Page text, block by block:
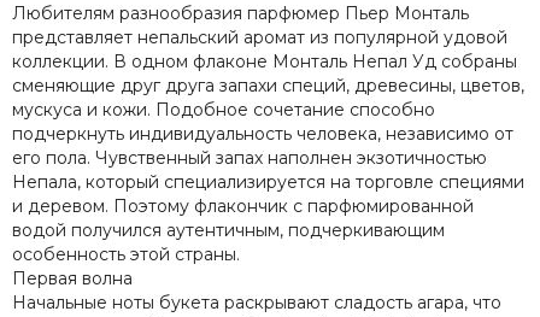
Любителям разнообразия парфюмер Пьер Монталь
представляет непальский аромат из популярной удовой
коллекции. В одном флаконе Монталь Непал Уд собраны
сменяющие друг друга запахи специй, древесины, цветов,
мускуса и кожи. Подобное сочетание способно
подчеркнуть индивидуальность человека, независимо от
его пола. Чувственный запах наполнен экзотичностью
Непала, который специализируется на торговле специями
и деревом. Поэтому флакончик с парфюмированной
водой получился аутентичным, подчеркивающим
особенность этой страны.
Первая волна
Начальные ноты букета раскрывают сладость агара, что